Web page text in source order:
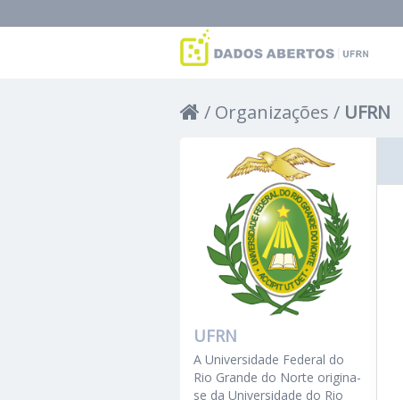
Organizações UFRN
UFRN
A Universidade Federal do
Rio Grande do Norte origina-
se da Universidade do Rio